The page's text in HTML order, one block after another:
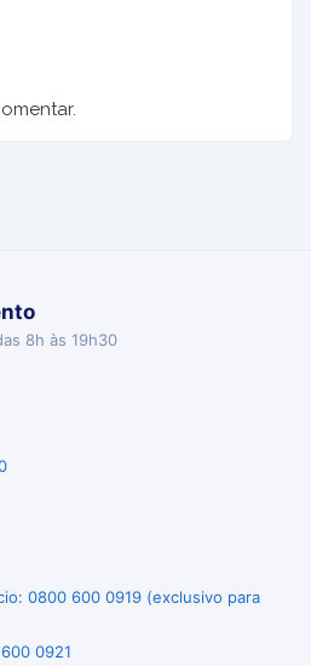
8h às 19h30
0800 600 0919 (exclusivo para
0921